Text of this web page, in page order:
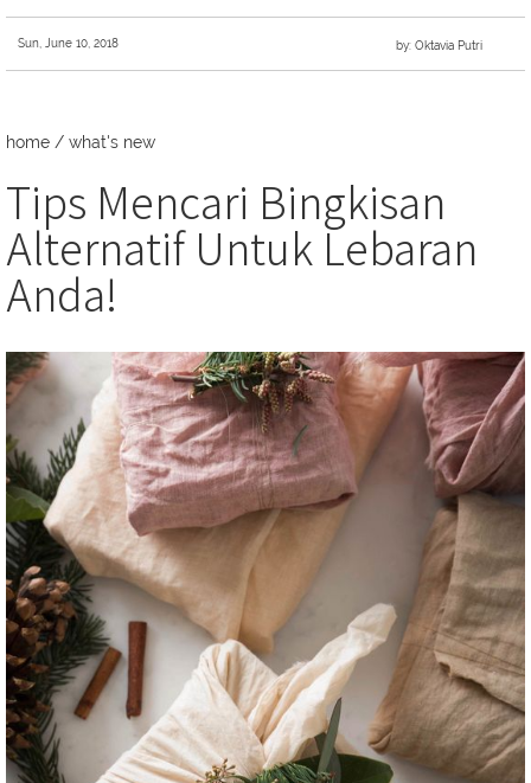
Sun, June 10, 2018 by: Oktavia Putri
home / what's new
Tips Mencari Bingkisan
Alternatif Untuk Lebaran
Anda!